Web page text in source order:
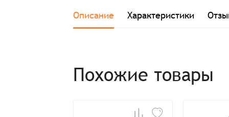
Заказ успешно
Описание Характеристики
Похожие товары